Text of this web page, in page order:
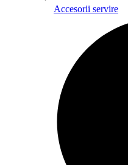
Accesorii servire